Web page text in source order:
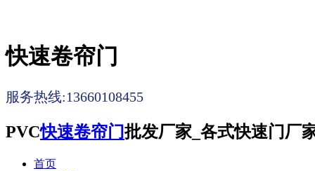
快速卷帘门
服务热线:13660108455
PVC快速卷帘门批发厂家_各式快速门厂
首页